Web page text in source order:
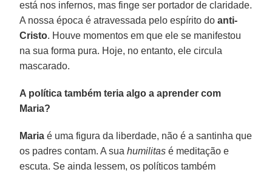
está nos infernos, mas finge ser portador de claridade.
A nossa época é atravessada pelo espírito doanti-
Cristo. Houve momentos em que ele se manifestou
na sua forma pura. Hoje, no entanto, ele circula
mascarado.
A política também teria algo a aprender com
Maria?
Maria é uma figura da liberdade, não é a santinha que
os padres contam. A suahumilitas é meditação e
escuta. Se ainda lessem, os políticos também